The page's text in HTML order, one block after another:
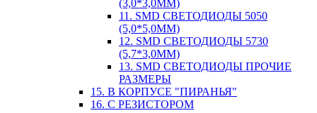
(3,0*3,0ММ)
11. SMD СВЕТОДИОДЫ 5050
(5,0*5,0ММ)
12. SMD СВЕТОДИОДЫ 5730
(5,7*3,0ММ)
13. SMD СВЕТОДИОДЫ ПРОЧИЕ
РАЗМЕРЫ
15. В КОРПУСЕ "ПИРАНЬЯ"
16. С РЕЗИСТОРОМ